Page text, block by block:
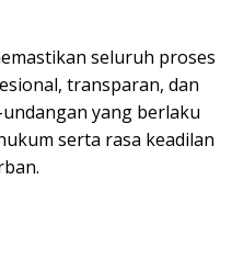
seluruh proses
transparan, dan
yang berlaku
serta rasa keadilan